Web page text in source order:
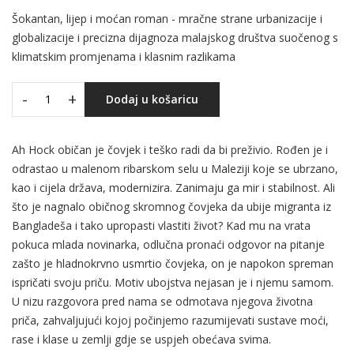
Šokantan, lijep i moćan roman - mračne strane urbanizacije i
globalizacije i precizna dijagnoza malajskog društva suočenog s
klimatskim promjenama i klasnim razlikama
- + Dodaj u košaricu
Ah Hock običan je čovjek i teško radi da bi preživio. Rođen je i
odrastao u malenom ribarskom selu u Maleziji koje se ubrzano,
kao i cijela država, modernizira. Zanimaju ga mir i stabilnost. Ali
što je nagnalo običnog skromnog čovjeka da ubije migranta iz
Bangladeša i tako upropasti vlastiti život? Kad mu na vrata
pokuca mlada novinarka, odlučna pronaći odgovor na pitanje
zašto je hladnokrvno usmrtio čovjeka, on je napokon spreman
ispričati svoju priču. Motiv ubojstva nejasan je i njemu samom.
U nizu razgovora pred nama se odmotava njegova životna
priča, zahvaljujući kojoj počinjemo razumijevati sustave moći,
rase i klase u zemlji gdje se uspjeh obećava svima.